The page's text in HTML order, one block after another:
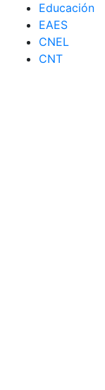
Educación
EAES
CNEL
CNT